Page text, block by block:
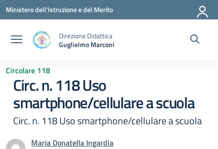
Vai ai contenuti
Vai al menu di navigazione
Vai al footer
Ministero dell'Istruzione e del Merito
Direzione Didattica
Guglielmo Marconi
Circolare 118
Circ. n. 118 Uso
smartphone/cellulare a scuola
Circ. n. 118 Uso smartphone/cellulare a scuola
Maria Donatella Ingardia